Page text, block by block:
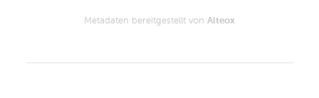
Metadaten bereitgestellt von Alteox